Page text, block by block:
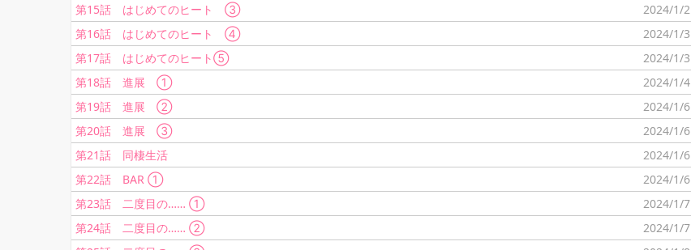
第15話 はじめてのヒート ③
2024/1/2
第16話 はじめてのヒート ④
2024/1/3
第17話 はじめてのヒート⑤
2024/1/3
第18話 進展 ①
2024/1/4
第19話 進展 ②
2024/1/6
第20話 進展 ③
2024/1/6
第21話 同棲生活
2024/1/6
第22話 BAR ①
2024/1/6
第23話 二度目の…… ①
2024/1/7
第24話 二度目の…… ②
2024/1/7